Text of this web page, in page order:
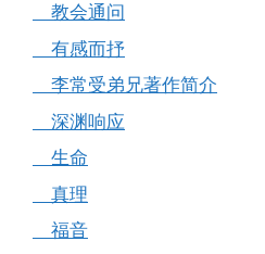
教会通问
有感而抒
李常受弟兄著作简介
深渊响应
生命
真理
福音